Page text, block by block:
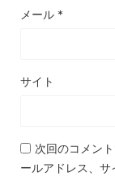
メール *
サイト
次回のコメン
ールアドレス、サ